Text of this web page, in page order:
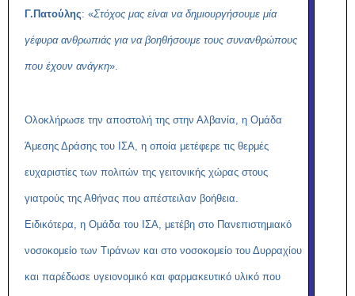
Γ.Πατούλης: «Στόχος μας είναι να δημιουργήσουμε μία
γέφυρα ανθρωπιάς για να βοηθήσουμε τους συνανθρώπους
που έχουν ανάγκη».
Ολοκλήρωσε την αποστολή της στην Αλβανία, η Ομάδα
Άμεσης Δράσης του ΙΣΑ, η οποία μετέφερε τις θερμές
ευχαριστίες των πολιτών της γειτονικής χώρας στους
γιατρούς της Αθήνας που απέστειλαν βοήθεια.
Ειδικότερα, η Ομάδα του ΙΣΑ, μετέβη στο Πανεπιστημιακό
νοσοκομείο των Τιράνων και στο νοσοκομείο του Δυρραχίου
και παρέδωσε υγειονομικό και φαρμακευτικό υλικό που